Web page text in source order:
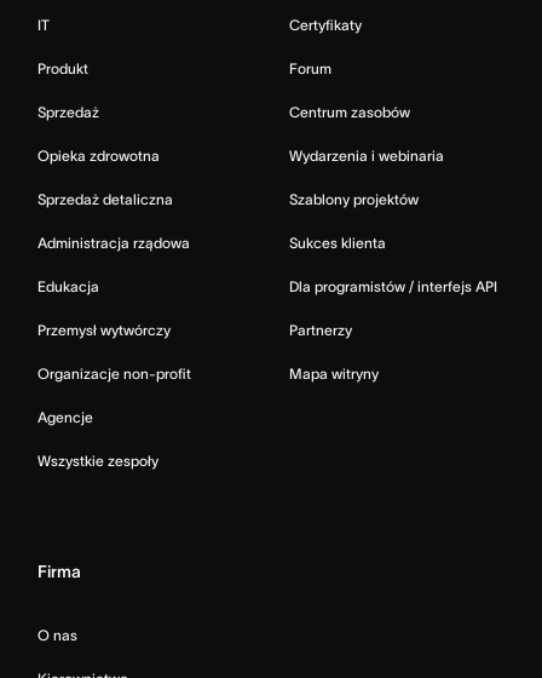
IT
Produkt
Sprzedaż
Opieka zdrowotna
Sprzedaż detaliczna
Administracja rządowa
Edukacja
Przemysł wytwórczy
Organizacje non-profit
Agencje
Wszystkie zespoły
Certyfikaty
Forum
Centrum zasobów
Wydarzenia i webinaria
Szablony projektów
Sukces klienta
Dla programistów / interfejs API
Partnerzy
Mapa witryny
Firma
O nas